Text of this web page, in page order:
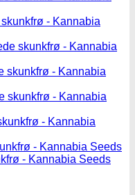
- Kannabia
skunkfrø - Kannabia
- Kannabia
- Kannabia Seeds